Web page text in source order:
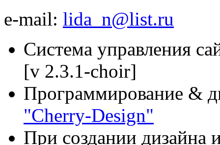
e-mail: lida_n@list.ru
Система управления
[v 2.3.1-choir]
Программирование &
"Cherry-Design"
При создании дизайна